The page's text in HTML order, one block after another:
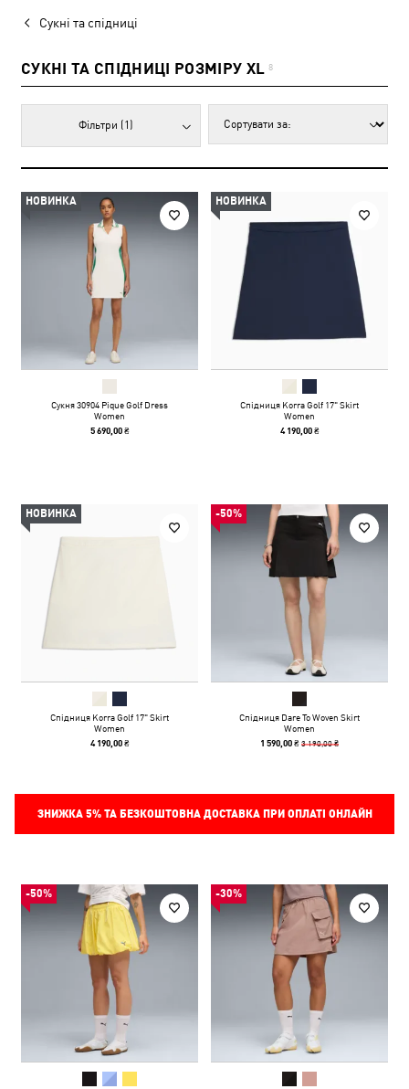
Сукні та спідниці
СУКНІ ТА СПІДНИЦІ РОЗМІРУ XL 8
Фільтри (1)
НОВИНКА
Сукня 30904 Pique Golf Dress
Women
5 690,00 ₴
НОВИНКА
Спідниця Korra Golf 17" Skirt
Women
4 190,00 ₴
НОВИНКА
Спідниця Korra Golf 17" Skirt
Women
4 190,00 ₴
-50%
Спідниця Dare To Woven Skirt
Women
1 590,00 ₴3 190,00 ₴
ЗНИЖКА 5%ТА БЕЗКОШТОВНА ДОСТАВКА ПРИ ОПЛАТІ ОНЛАЙН
-50% -30%